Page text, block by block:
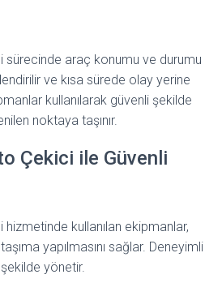
araç konumu ve durumu
ve kısa sürede olay yerine
kullanılarak güvenli şekilde
noktaya taşınır.
Çekici ile Güvenli
kullanılan ekipmanlar,
yapılmasını sağlar. Deneyimli
yönetir.